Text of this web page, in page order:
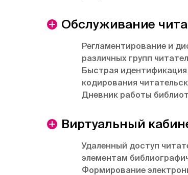
Обслуживание
Регламентирование и
различных групп
Быстрая
кодирования
Дневник работы
Виртуальный
Удаленный доступ
элементам
Формирование